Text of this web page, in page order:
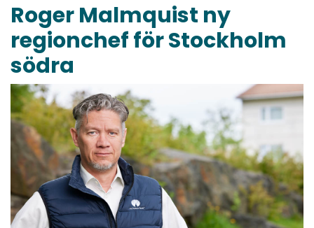
Roger Malmquist ny
regionchef för Stockholm
södra